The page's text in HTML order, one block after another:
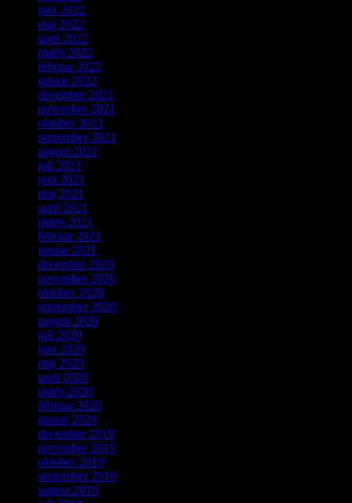
juni 2022
maj 2022
april 2022
marts 2022
februar 2022
januar 2022
december 2021
november 2021
oktober 2021
september 2021
august 2021
juli 2021
juni 2021
maj 2021
april 2021
marts 2021
februar 2021
januar 2021
december 2020
november 2020
oktober 2020
september 2020
august 2020
juli 2020
juni 2020
maj 2020
april 2020
marts 2020
februar 2020
januar 2020
december 2019
november 2019
oktober 2019
september 2019
august 2019